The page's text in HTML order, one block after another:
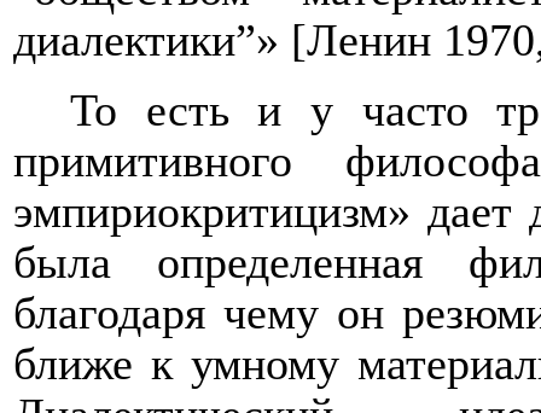
диалектики”» [Ленин
То есть и у часто
примитивного
эмпириокритицизм» дает
была определенная
благодаря чему он
ближе к умному